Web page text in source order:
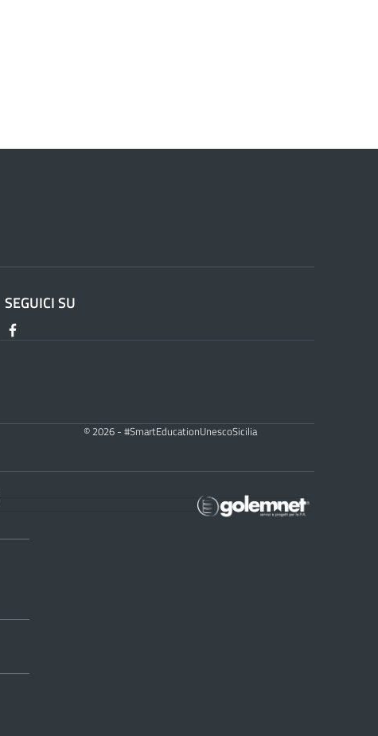
SEGUICI SU
© 2026 - #SmartEducationUnescoSicilia